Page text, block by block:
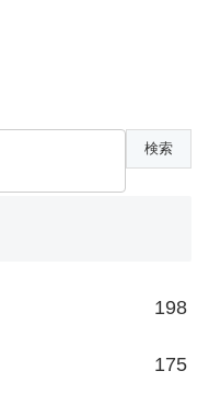
198
175